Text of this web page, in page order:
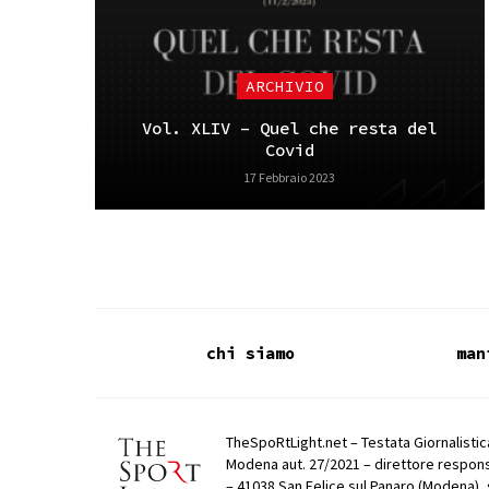
ARCHIVIO
Vol. XLIV – Quel che resta del
Covid
17 Febbraio 2023
chi siamo
TheSpoRtLight.net – Testata
Modena aut. 27/2021 – direttore